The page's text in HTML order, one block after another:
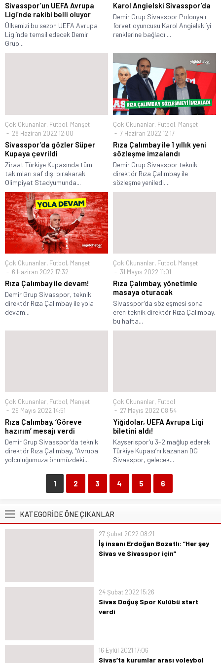
Sivasspor’un UEFA Avrupa
Ligi’nde rakibi belli oluyor
Ülkemizi bu sezon UEFA Avrupa
Ligi’nde temsil edecek Demir
Grup...
Karol Angielski Sivasspor’da
Demir Grup Sivasspor Polonyalı
forvet oyuncusu Karol Angielski’yi
renklerine bağladı....
Çok Okunanlar, Futbol, Manşet
28 Haziran 2022 12:00
Sivasspor’da gözler Süper
Kupaya çevrildi
Ziraat Türkiye Kupasında tüm
takımları saf dışı bırakarak
Olimpiyat Stadyumunda...
Çok Okunanlar, Futbol, Manşet
7 Haziran 2022 12:17
Rıza Çalımbay ile 1 yıllık yeni
sözleşme imzalandı
Demir Grup Sivasspor teknik
direktör Rıza Çalımbay ile
sözleşme yeniledi....
Çok Okunanlar, Futbol, Manşet
6 Haziran 2022 17:32
Rıza Çalımbay ile devam!
Demir Grup Sivasspor, teknik
direktör Rıza Çalımbay ile yola
devam...
Çok Okunanlar, Futbol, Manşet
31 Mayıs 2022 11:01
Rıza Çalımbay, yönetimle
masaya oturacak
Sivasspor’da sözleşmesi sona
eren teknik direktör Rıza Çalımbay,
bu hafta...
Çok Okunanlar, Futbol, Manşet
29 Mayıs 2022 14:51
Rıza Çalımbay, ‘Göreve
hazırım’ mesajı verdi
Demir Grup Sivasspor’da teknik
direktör Rıza Çalımbay, “Avrupa
yolculuğumuza önümüzdeki...
Çok Okunanlar, Futbol
27 Mayıs 2022 08:54
Yiğidolar, UEFA Avrupa Ligi
biletini aldı!
Kayserispor’u 3-2 mağlup ederek
Türkiye Kupası’nı kazanan DG
Sivasspor, gelecek...
1 2 3 4 5 6
KATEGORİDE ÖNE ÇIKANLAR
27 Şubat 2022 08:21
İş insanı Erdoğan Bozatlı: “Her şey
Sivas ve Sivasspor için”
insanı Erdoğan Bozatlı “ Şehrimi ve
şehrimin takımını çok seviyorum.
Taraftarlarımıza daha yakın olmak
24 Şubat 2022 15:26
Sivas Doğuş Spor Kulübü start
verdi
yapan Sivas Doğuş Spor Kulübü, ilimizi
16 Eylül 2021 17:06
Sivas’ta kurumlar arası voleybol